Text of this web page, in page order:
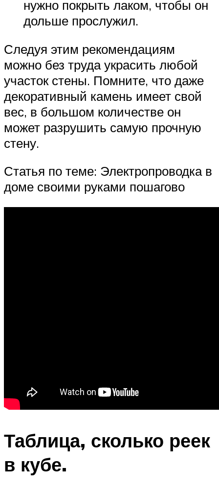
нужно покрыть лаком, чтобы он
дольше прослужил.
Следуя этим рекомендациям
можно без труда украсить любой
участок стены. Помните, что даже
декоративный камень имеет свой
вес, в большом количестве он
может разрушить самую прочную
стену.
Статья по теме: Электропроводка в
доме своими руками пошагово
Таблица, сколько реек
в кубе.